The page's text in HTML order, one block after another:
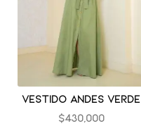
Vestido andes verde
$430,000